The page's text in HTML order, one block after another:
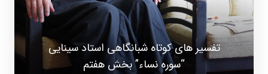
تفسیر های کوتاه شبانگاهی استاد سینایی
“سوره نساء” بخش هفتم